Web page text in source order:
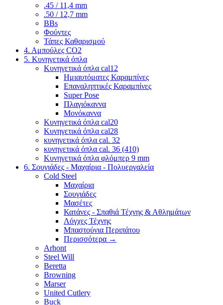
.45 / 11,4 mm
.50 / 12,7 mm
BBs
Φούντες
Τάπες Καθαρισμού
4. Αμπούλες CO2
5. Κυνηγετικά όπλα
Κυνηγετικά όπλα cal12
Ημιαυτόματες Καραμπίνες
Επαναληπτικές Καραμπίνες
Super Pose
Πλαγιόκαννα
Μονόκαννα
Κυνηγετικά όπλα cal20
Κυνηγετικά όπλα cal28
κυνηγετικά όπλα cal. 32
κυνηγετικά όπλα cal. 36 (410)
Κυνηγετικά όπλα φλόμπερ 9 mm
6. Σουγιάδες - Μαχαίρια - Πολυεργαλεία
Cold Steel
Μαχαίρια
Σουγιάδες
Μασέτες
Κατάνες - Σπαθιά Τέχνης & Αθλημάτων
Λόγχες Τέχνης
Μπαστούνια Περιπάτου
Περισσότερα →
Arhont
Steel Will
Beretta
Browning
Marser
United Cutlery
Buck